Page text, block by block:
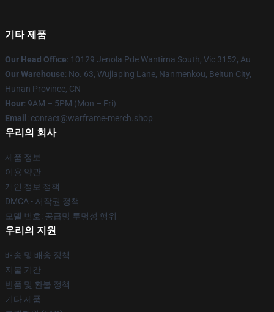
기타 제품
Our Head Office: 10129 Jenola Pde Wantirna South, Vic 3152, Au
Our Warehouse: No. 63, Wujiaping Lane, Nanmenkou, Beitun City,
Hunan Province, CN
Hour: 9AM – 5PM (Mon – Fri)
Email : contact@warframe-merch.shop
우리의 회사
제품 정보
이용 약관
개인 정보 정책
DMCA - 저작권 정책
모델 번호: 공급망 투명성 행위
우리의 지원
배송 및 배송 정책
지불 기간
반품 및 환불 정책
기타 제품